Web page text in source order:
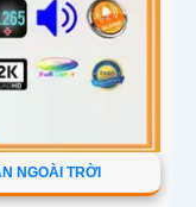
NGOÀI TRỜI